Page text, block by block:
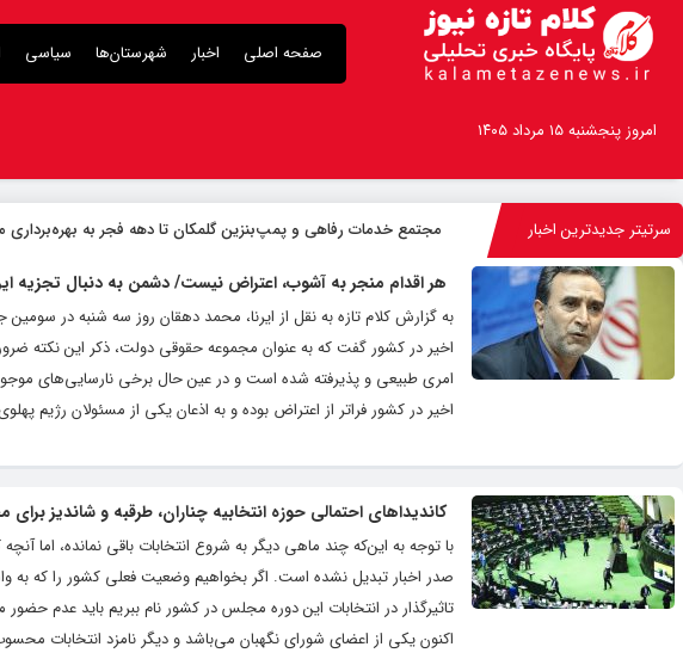
صفحه اصلی اخبار شهرستان‌ها سیاسی
امروز پنجشنبه ۱۵ مرداد ۱۴۰۵
سرتیتر جدیدترین اخبار مجتمع خدمات رفاهی و پمپ‌بنزین گلمکان تا دهه فجر به
هر اقدام منجر به آشوب، اعتراض نیست/ دشمن به دنبال تجزیه
به گزارش کلام تازه به نقل از ایرنا، محمد دهقان روز سه شنبه در
اخیر در کشور گفت که به عنوان مجموعه حقوقی دولت، ذکر این نکته
امری طبیعی و پذیرفته شده است و در عین حال برخی نارسایی‌های
اخیر در کشور فراتر از اعتراض بوده و به اذعان یکی از مسئولان رژیم
کاندیداهای احتمالی حوزه انتخابیه چناران، طرقبه و شاندیز
با توجه به این‌که چند ماهی دیگر به شروع انتخابات باقی نمانده، اما
صدر اخبار تبدیل نشده است. اگر بخواهیم وضعیت فعلی کشور را که به
تاثیرگذار در انتخابات این دوره مجلس در کشور نام ببریم باید عدم
اکنون یکی از اعضای شورای نگهبان می‌باشد و دیگر نامزد انتخابات